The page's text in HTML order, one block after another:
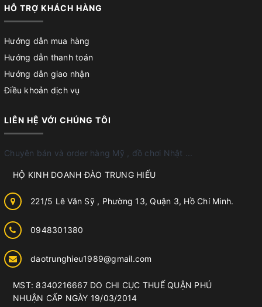
HỖ TRỢ KHÁCH HÀNG
Hướng dẫn mua hàng
Hướng dẫn thanh toán
Hướng dẫn giao nhận
Điều khoản dịch vụ
LIÊN HỆ VỚI CHÚNG TÔI
Chuyên bán và order hàng Mỹ , đồ chơi Nhật ...
HỘ KINH DOANH ĐÀO TRUNG HIẾU
221/5 Lê Văn Sỹ , Phường 13, Quận 3, Hồ Chí Minh.
0948301380
daotrunghieu1989@gmail.com
MST: 8340216667 DO CHI CỤC THUẾ QUẬN PHÚ
NHUẬN CẤP NGÀY 19/03/2014